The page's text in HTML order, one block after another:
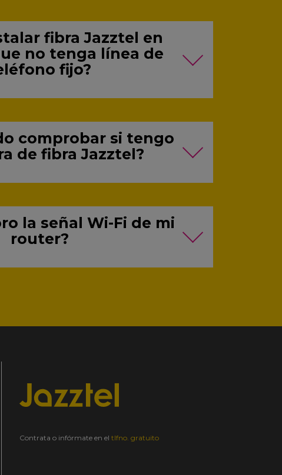
fibra Jazztel en
no tenga línea de
fijo?
comprobar si tengo
de fibra Jazztel?
la señal Wi-Fi de mi
router?
Contrata o infórmate en el tlfno. gratuito